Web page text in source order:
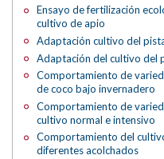
Ensayo de fertilización
cultivo de apio
Adaptación cultivo del
Adaptación del cultivo del
Comportamiento de
de coco bajo invernadero
Comportamiento de
cultivo normal e intensivo
Comportamiento del
diferentes acolchados